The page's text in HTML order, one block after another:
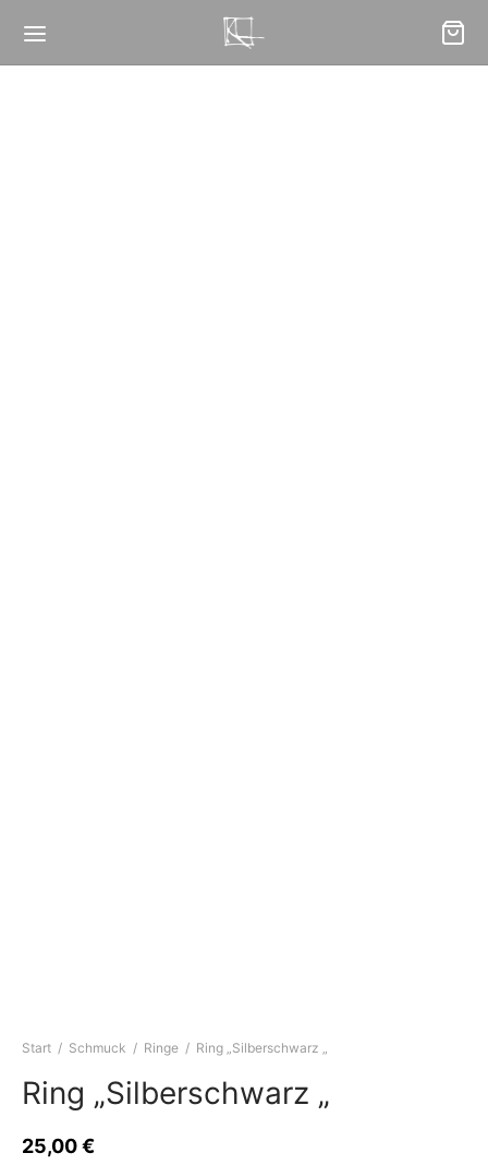
Start / Schmuck / Ringe / Ring „Silberschwarz „
Ring „Silberschwarz „
25,00€